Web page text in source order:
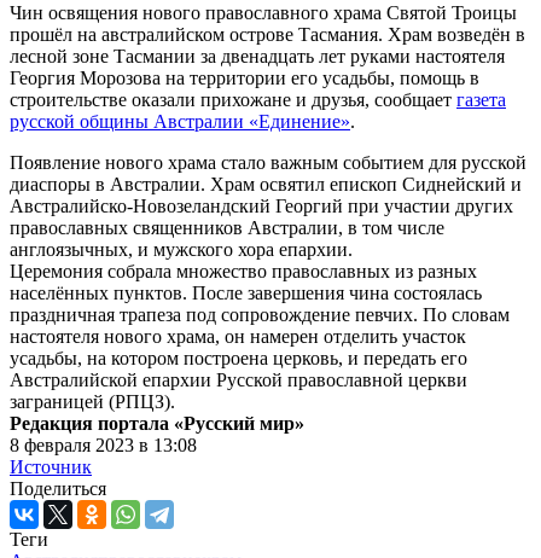
Чин освящения нового православного храма Святой Троицы
прошёл на австралийском острове Тасмания. Храм возведён в
лесной зоне Тасмании за двенадцать лет руками настоятеля
Георгия Морозова на территории его усадьбы, помощь в
строительстве оказали прихожане и друзья, сообщает газета
русской общины Австралии «Единение».
Появление нового храма стало важным событием для русской
диаспоры в Австралии. Храм освятил епископ Сиднейский и
Австралийско-Новозеландский Георгий при участии других
православных священников Австралии, в том числе
англоязычных, и мужского хора епархии.
Церемония собрала множество православных из разных
населённых пунктов. После завершения чина состоялась
праздничная трапеза под сопровождение певчих. По словам
настоятеля нового храма, он намерен отделить участок
усадьбы, на котором построена церковь, и передать его
Австралийской епархии Русской православной церкви
заграницей (РПЦЗ).
Редакция портала «Русский мир»
8 февраля 2023 в 13:08
Источник
Поделиться
Теги